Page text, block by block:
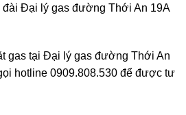
đài Đại lý gas đường Thới An 19A
gas tại Đại lý gas đường Thới An
hotline 0909.808.530 để được tư